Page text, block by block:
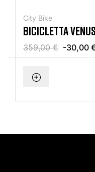
City Bike
BICICLETTA
MERCURIUS
359,00 € -30,00